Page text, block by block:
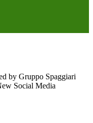
by Gruppo Spaggiari
Social Media